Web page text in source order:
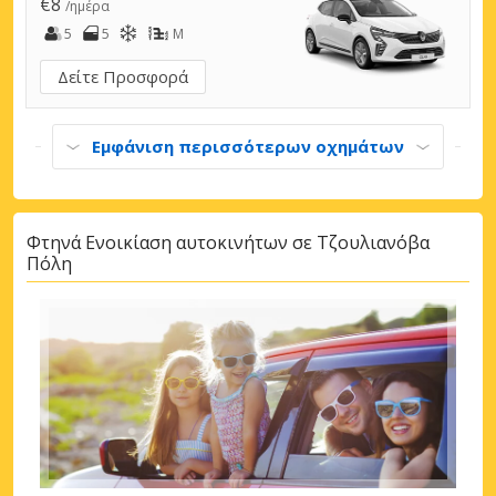
/ημέρα
5
5 M
Δείτε Προσφορά
Εμφάνιση περισσότερων οχημάτων
Φτηνά Ενοικίαση αυτοκινήτων σε Τζουλιανόβα
Πόλη